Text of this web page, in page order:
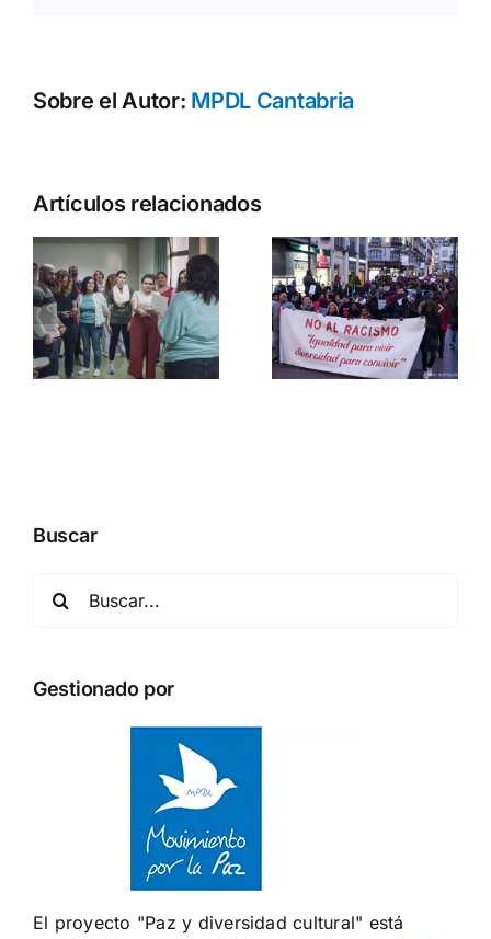
Sobre el Autor: MPDL Cantabria
Artículos relacionados
¿Qué es
ser una
persona
racializada?
¿Cómo ser
Buscar
Gestionado por
El proyecto "Paz y diversidad cultural" está